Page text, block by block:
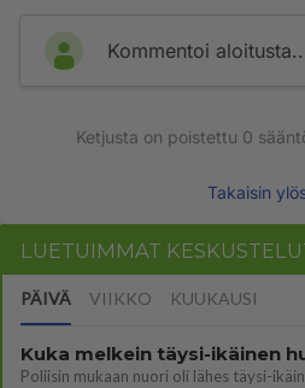
Kommentoi
Ketjusta on poistettu 0
Takaisin
LUETUIMMAT
PÄIVÄ VIIKKO KUUKAUSI
Kuka melkein täysi-ikäinen